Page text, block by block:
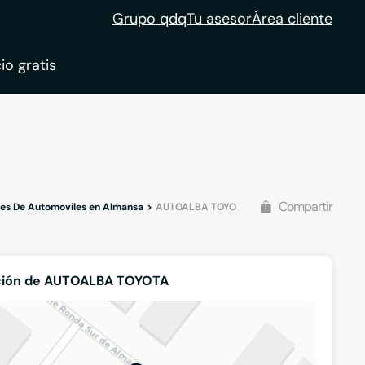
Grupo qdqTu asesorÁrea cliente
gratis
De Automoviles en Almansa AUTOALBA TOYOTA Compartir
de AUTOALBA TOYOTA